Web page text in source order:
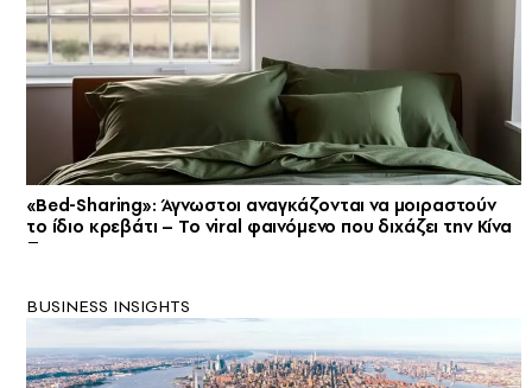
«Bed-Sharing»: Άγνωστοι αναγκάζονται να μοιραστούν
το ίδιο κρεβάτι – Το viral φαινόμενο που διχάζει την Κίνα
BUSINESS INSIGHTS